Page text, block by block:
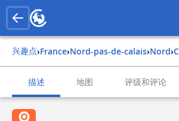
兴趣点› france› nord-pas-de-calais› nord›
描述 地图 评级和评论